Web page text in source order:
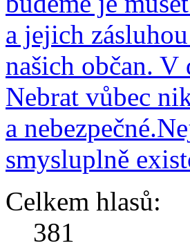
a jejich
našich občan. V
Nebrat vůbec
a
smysluplně
Celkem hlasů:
381